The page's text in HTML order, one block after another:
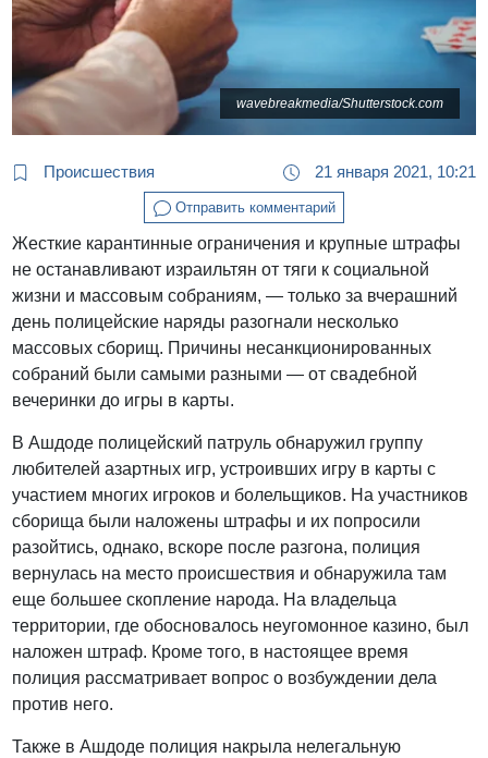
wavebreakmedia/Shutterstock.com
Происшествия 21 января 2021, 10:21
Отправить комментарий
Жесткие карантинные ограничения и крупные штрафы
не останавливают израильтян от тяги к социальной
жизни и массовым собраниям, — только за вчерашний
день полицейские наряды разогнали несколько
массовых сборищ. Причины несанкционированных
собраний были самыми разными — от свадебной
вечеринки до игры в карты.
В Ашдоде полицейский патруль обнаружил группу
любителей азартных игр, устроивших игру в карты с
участием многих игроков и болельщиков. На участников
сборища были наложены штрафы и их попросили
разойтись, однако, вскоре после разгона, полиция
вернулась на место происшествия и обнаружила там
еще большее скопление народа. На владельца
территории, где обосновалось неугомонное казино, был
наложен штраф. Кроме того, в настоящее время
полиция рассматривает вопрос о возбуждении дела
против него.
Также в Ашдоде полиция накрыла нелегальную